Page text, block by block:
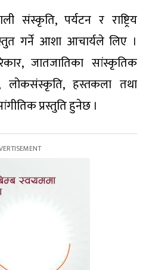
संस्कृति, पर्यटन र राष्ट्रिय
गर्ने आशा आचार्यले लिए ।
जातजातिका सांस्कृतिक
लोकसंस्कृति, हस्तकला तथा
प्रस्तुति हुनेछ ।